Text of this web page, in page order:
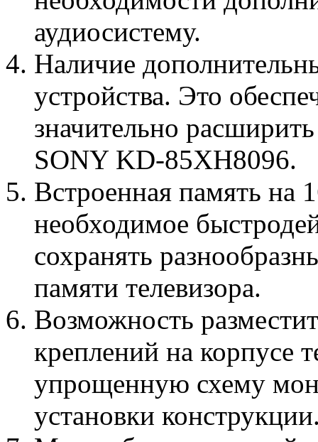
аудиосистему.
Наличие
устройства. Это
значительно
SONY KD-85XH8096.
Встроенная память на
необходимое
сохранять
памяти телевизора.
Возможность
креплений на корпусе
упрощенную схему
установки